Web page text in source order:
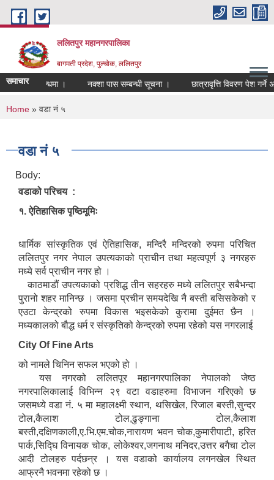
Skip to main content
ललितपुर महानगरपालिका
बागमती प्रदेश, पुल्चोक, ललितपुर
समाचार
गर्ने सम्बन्धमा । नक्शा पास सम्बन्धी सूचना । छात्रावृत्ति विवरण पेश गर्ने
You are here
Home » वडा नं ५
वडा नं ५
Body:
वडाको परिचय :
१. ऐतिहासिक पृष्ठिमूमिः
धार्मिक सांस्कृतिक एवं ऐतिहासिक, मन्दिरै मन्दिरको रुपमा परिचित
ललितपुर नगर नेपाल उपत्यकाको प्राचीन तथा महत्वपूर्ण ३ नगरहरु
मध्ये सर्व प्राचीन नगर हो ।
काठमाडौं उपत्यकाको प्रशिद्ध तीन सहरहरु मध्ये ललितपुर सबैभन्दा
पुरानो शहर मानिन्छ । जसमा प्रचीन समयदेखि नै बस्ती बसिसकेको र
एउटा केन्द्रको रुपमा विकास भइसकेको कुरामा दुईमत छैन ।
मध्यकालको बौद्ध धर्म र संस्कृतिको केन्द्रको रुपमा रहेको यस नगरलाई
City Of Fine Arts
को नामले चिनिन सफल भएको हो ।
यस नगरको ललितपूर महानगरपालिका नेपालको जेष्ठ
नगरपालिकालाई विभिन्न २९ वटा वडाहरुमा विभाजन गरिएको छ
जसमध्ये वडा नं. ५ मा महालक्ष्मी स्थान, थसिखेल, रिजाल बस्ती,सुन्दर
टोल,कैलाश टोल,ढुङ्गाना टोल,कैलाश
बस्ती,दक्षिणकाली,ए.भि.एम.चोक,नारायण भवन चोक,कुमारीपाटी, हरित
पार्क,सिद्घि विनायक चोक, लोकेश्वर,जगनाथ मनिदर,उत्तर बगैचा टोल
आदी टोलहरु पर्दछन्र । यस वडाको कार्यालय लगनखेल स्थित
आफ्रनै भवनमा रहेको छ ।